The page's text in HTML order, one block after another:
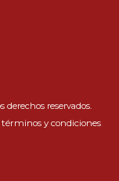
derechos reservados.
términos y condiciones